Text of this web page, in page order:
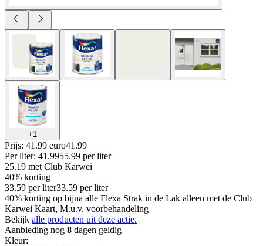
+1
Prijs: 41.99 euro41 .99
Per liter: 41.9955.99 per liter
25.19 met Club Karwei
40% korting
33.59 per liter33.59 per liter
40% korting op bijna alle Flexa Strak in de Lak alleen met de Club
Karwei Kaart, M.u.v. voorbehandeling
Bekijk alle producten uit deze actie.
Aanbieding nog 8 dagen geldig
Kleur: